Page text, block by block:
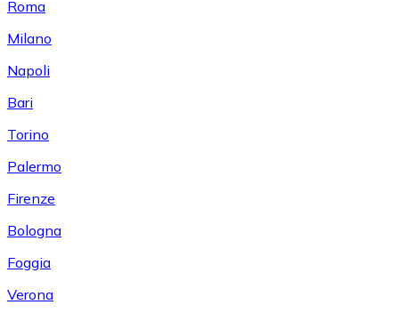
Roma
Milano
Napoli
Bari
Torino
Palermo
Firenze
Bologna
Foggia
Verona